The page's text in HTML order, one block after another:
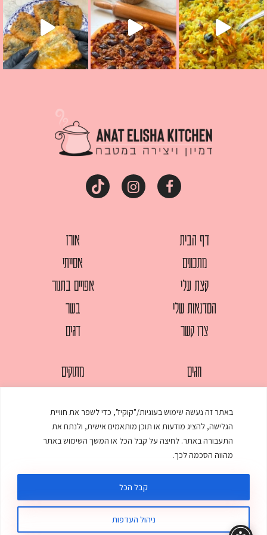
באתר זה נעשה שימוש בעוגיות/"קוקיז", כדי לשפר את חוויית
הגלישה, להציג מודעות או תוכן מותאמים אישית, ולנתח את
התעבורה באתר. לחיצה על קבל הכל או המשך השימוש באתר
מהווה הסכמה לכך.
ניהול העדפות
קבל הכל
דף הבית
מתכונים
קצת עלי
הסדנאות שלי
צרו קשר
אורז
אסייתי
אפויים בתנור
בשר
דגים
חגים
מאפים
ממולאים
מרקים
מתוקים
עוגות
עוף
© כל הזכויות שמורות לענת אלישע | עיצוב ובניית אתר